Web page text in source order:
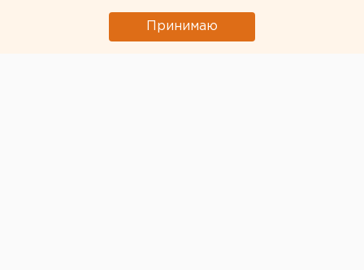
Принимаю